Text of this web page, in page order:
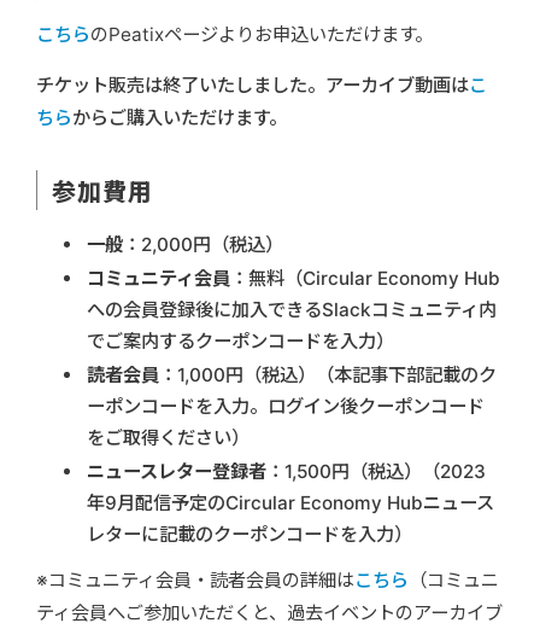
こちらのPeatixページよりお申込いただけます。
チケット販売は終了いたしました。アーカイブ動画はこ
ちらからご購入いただけます。
参加費用
一般 ：2,000円（税込）
コミュニティ会員 ：無料（Circular Economy Hub
への会員登録後に加入できるSlackコミュニティ内
でご案内するクーポンコードを入力）
読者会員 ：1,000円（税込）（本記事下部記載のク
ーポンコードを入力。ログイン後クーポンコード
をご取得ください）
ニュースレター登録者 ：1,500円（税込）（2023
年9月配信予定のCircular Economy Hubニュース
レターに記載のクーポンコードを入力）
※コミュニティ会員・読者会員の詳細はこちら
（コミュニ
ティ会員へご参加いただくと、過去イベントのアーカイブ